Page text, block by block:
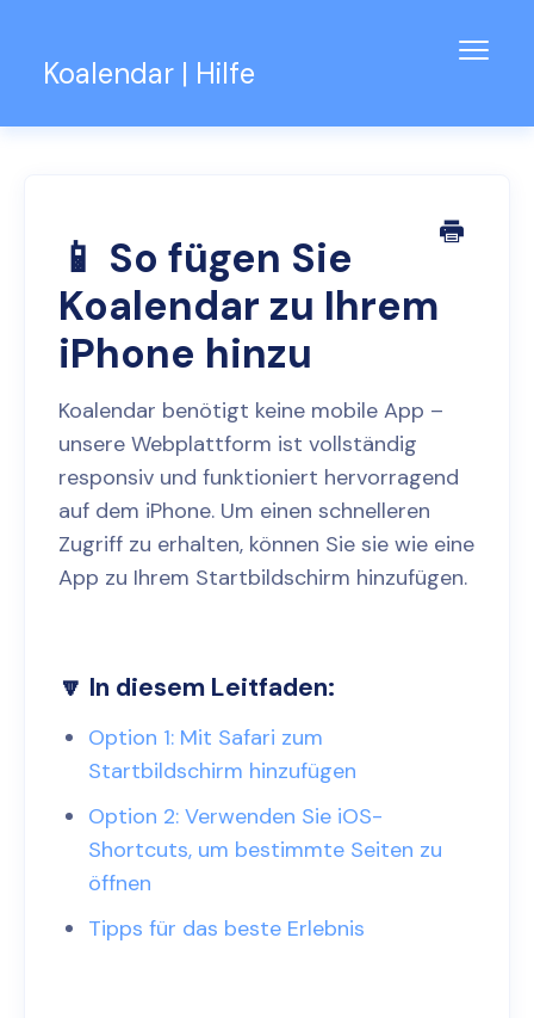
Koalendar | Hilfe
Kontakt
📱 So fügen Sie
Koalendar zu Ihrem
iPhone hinzu
Koalendar benötigt keine mobile App –
unsere Webplattform ist vollständig
responsiv und funktioniert hervorragend
auf dem iPhone. Um einen schnelleren
Zugriff zu erhalten, können Sie sie wie eine
App zu Ihrem Startbildschirm hinzufügen.
🔽 In diesem Leitfaden:
Option 1: Mit Safari zum
Startbildschirm hinzufügen
Option 2: Verwenden Sie iOS-
Shortcuts, um bestimmte Seiten zu
öffnen
Tipps für das beste Erlebnis